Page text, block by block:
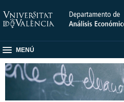
MENÚ